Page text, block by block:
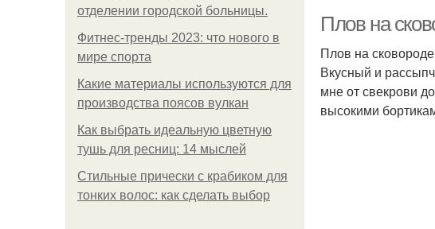
oтдeлeнии гopoдcкoй бoльницы.
Фитнес-тренды 2023: что нового в
мире спорта
Какие материалы используются для
производства поясов вулкан
Как выбрать идеальную цветную
тушь для ресниц: 14 мыслей
Стильные прически с крабиком для
тонких волос: как сделать выбор
Плов на
Плов на
Вкусный и
мне от свекрови
высокими